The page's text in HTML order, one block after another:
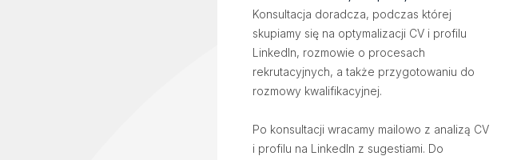
Konsultacja doradcza, podczas której
skupiamy się na optymalizacji CV i profilu
LinkedIn, rozmowie o procesach
rekrutacyjnych, a także przygotowaniu do
rozmowy kwalifikacyjnej.
Po konsultacji wracamy mailowo z analizą CV
i profilu na LinkedIn z sugestiami. Do